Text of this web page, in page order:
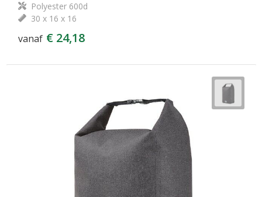
Polyester 600d
30 x 16 x 16
vanaf € 24,18